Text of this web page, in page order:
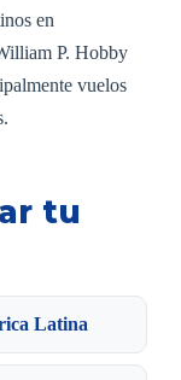
en
P. Hobby
vuelos
tu
Latina